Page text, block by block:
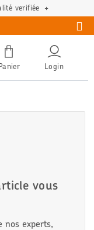
Login
vous
nos experts,